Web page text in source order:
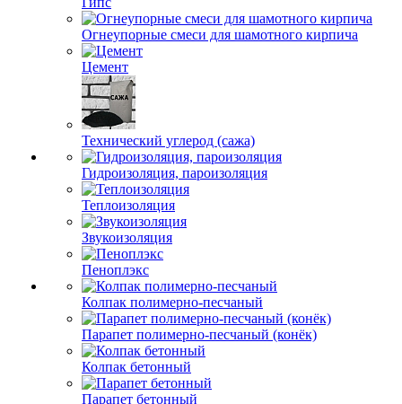
Огнеупорные смеси для шамотного кирпича
Цемент
Технический углерод (сажа)
Гидроизоляция, пароизоляция
Теплоизоляция
Звукоизоляция
Пеноплэкс
Колпак полимерно-песчаный
Парапет полимерно-песчаный (конёк)
Колпак бетонный
Парапет бетонный